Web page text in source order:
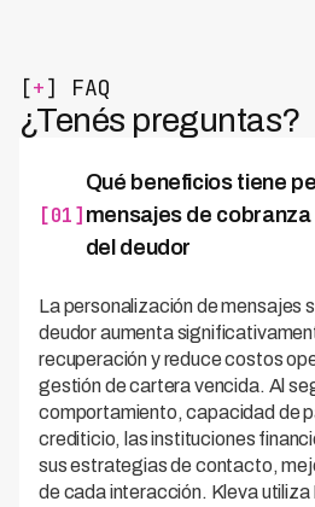
[+] FAQ
¿Tenés preguntas?
[01]
Qué beneficios tiene
mensajes de cobranza
del deudor
La personalización de mensajes
deudor aumenta
recuperación y reduce costos
gestión de cartera vencida. Al
comportamiento, capacidad de
crediticio, las instituciones
sus estrategias de contacto,
de cada interacción. Kleva